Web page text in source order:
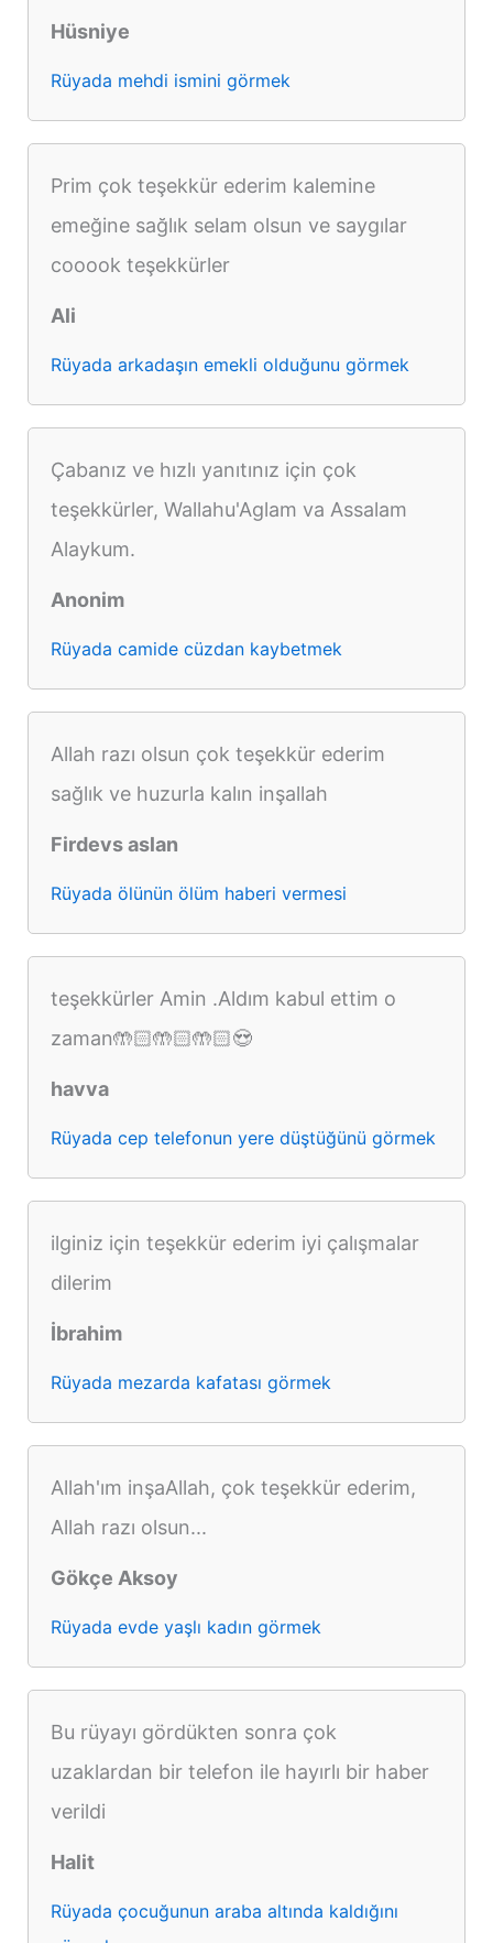
Hüsniye
Rüyada mehdi ismini görmek
Prim çok teşekkür ederim kalemine
emeğine sağlık selam olsun ve saygılar
cooook teşekkürler
Ali
Rüyada arkadaşın emekli olduğunu görmek
Çabanız ve hızlı yanıtınız için çok
teşekkürler, Wallahu'Aglam va Assalam
Alaykum.
Anonim
Rüyada camide cüzdan kaybetmek
Allah razı olsun çok teşekkür ederim
sağlık ve huzurla kalın inşallah
Firdevs aslan
Rüyada ölünün ölüm haberi vermesi
teşekkürler Amin .Aldım kabul ettim o
zaman🤲🏻🤲🏻🤲🏻😍
havva
Rüyada cep telefonun yere düştüğünü görmek
ilginiz için teşekkür ederim iyi çalışmalar
dilerim
İbrahim
Rüyada mezarda kafatası görmek
Allah'ım inşaAllah, çok teşekkür ederim,
Allah razı olsun...
Gökçe Aksoy
Rüyada evde yaşlı kadın görmek
Bu rüyayı gördükten sonra çok
uzaklardan bir telefon ile hayırlı bir haber
verildi
Halit
Rüyada çocuğunun araba altında kaldığını